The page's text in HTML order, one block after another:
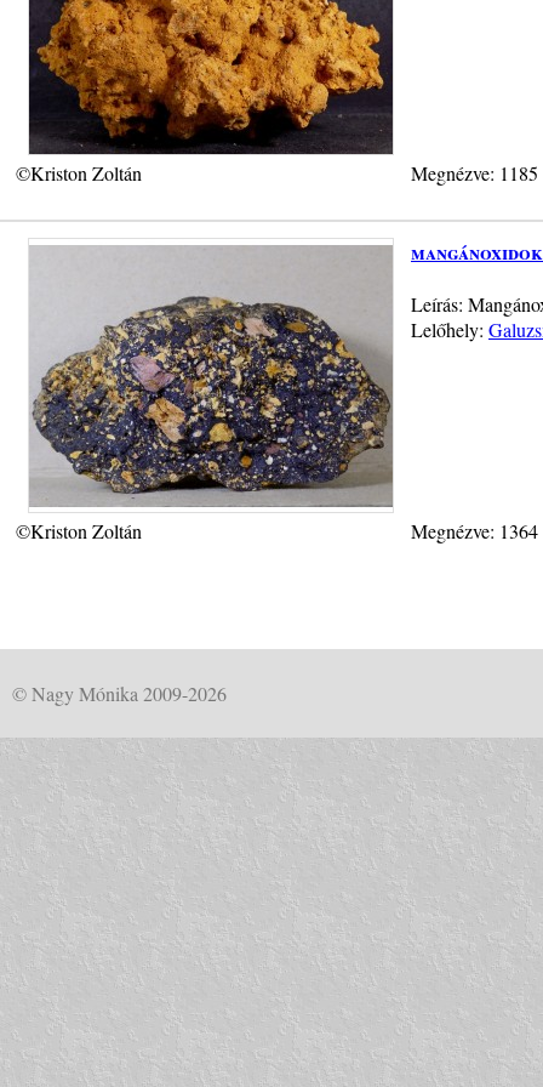
©Kriston Zoltán Megnézve:
mangánoxidok
Leírás:
Lelőhely:
©Kriston Zoltán Megnézve:
© Nagy Mónika 2009-2026